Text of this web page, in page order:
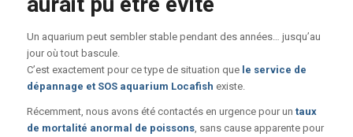
Un aquarium peut sembler stable pendant des années… jusqu’au
jour où tout bascule.
C’est exactement pour ce type de situation que le service de
dépannage et SOS aquarium Locafish existe.
Récemment, nous avons été contactés en urgence pour un taux
de mortalité anormal de poissons, sans cause apparente pour